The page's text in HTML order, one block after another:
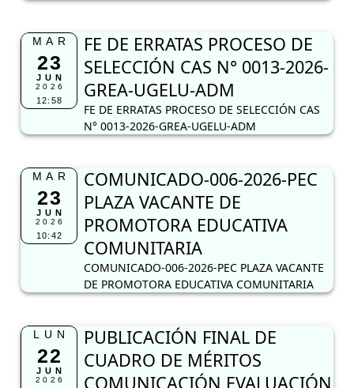
MAR
23
JUN
2026
12:58
FE DE ERRATAS PROCESO DE
SELECCIÓN CAS N° 0013-2026-
GREA-UGELU-ADM
FE DE ERRATAS PROCESO DE SELECCIÓN CAS
N° 0013-2026-GREA-UGELU-ADM
MAR
23
JUN
2026
10:42
COMUNICADO-006-2026-PEC
PLAZA VACANTE DE
PROMOTORA EDUCATIVA
COMUNITARIA
COMUNICADO-006-2026-PEC PLAZA VACANTE
DE PROMOTORA EDUCATIVA COMUNITARIA
LUN
22
JUN
2026
PUBLICACIÓN FINAL DE
CUADRO DE MÉRITOS
COMUNICACIÓN EVALUACIÓN